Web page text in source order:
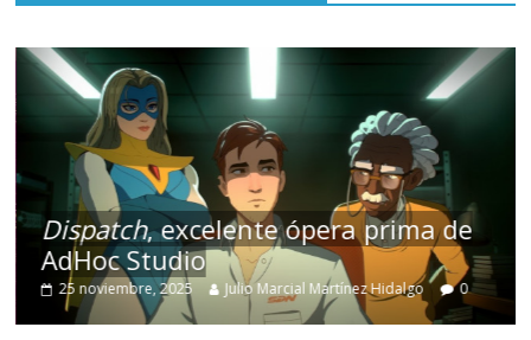
Dispatch, excelente ópera prima de
AdHoc Studio
25 noviembre, 2025 Julio Marcial Martínez Hidalgo 0